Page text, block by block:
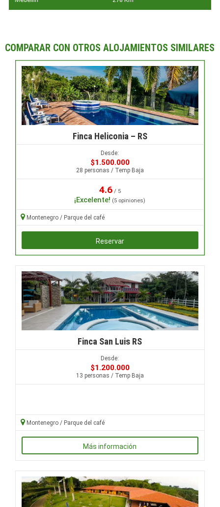
COMPARAR CON OTROS ALOJAMIENTOS SIMILARES
Finca Heliconia – RS
Desde:
$1.500.000
28 personas / Temp Baja
4.6/ 5
¡Excelente! (5 opiniones)
Montenegro / Parque del café
Reservar
Finca San Luis RS
Desde:
$1.200.000
13 personas / Temp Baja
Montenegro / Parque del café
Más información